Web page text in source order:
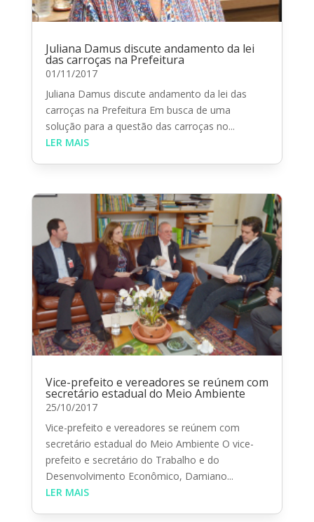
Juliana Damus discute andamento da lei
das carroças na Prefeitura
01/11/2017
Juliana Damus discute andamento da lei das
carroças na Prefeitura Em busca de uma
solução para a questão das carroças no...
LER MAIS
Vice-prefeito e vereadores se reúnem com
secretário estadual do Meio Ambiente
25/10/2017
Vice-prefeito e vereadores se reúnem com
secretário estadual do Meio Ambiente O vice-
prefeito e secretário do Trabalho e do
Desenvolvimento Econômico, Damiano...
LER MAIS